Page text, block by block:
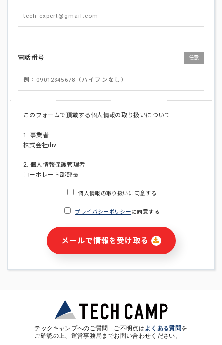
電話番号 任意
このフォームで頂戴する個人情報の取り扱いについて
1. 事業者
株式会社div
2. 個人情報保護管理者
コーポレート部部長
・ご請求された資料の送付のため
・本サービス及び本サービスに関連する情報(当社及び第三者の
サービス又は商品等の広告配信・宣伝を含みますが、それらに
・個人(法人の場合は担当者)を識別できない形式に加工した統
計情報の作成および利用
※上記の利用目的に基づいた本人への連絡及び配信について
個人情報の取り扱いに同意する
プライバシーポリシーに同意する
メールで情報を受け取る
テックキャンプへのご質問・ご不明点はよくある質問を
ご確認の上、運営事務局までお問い合わせください。